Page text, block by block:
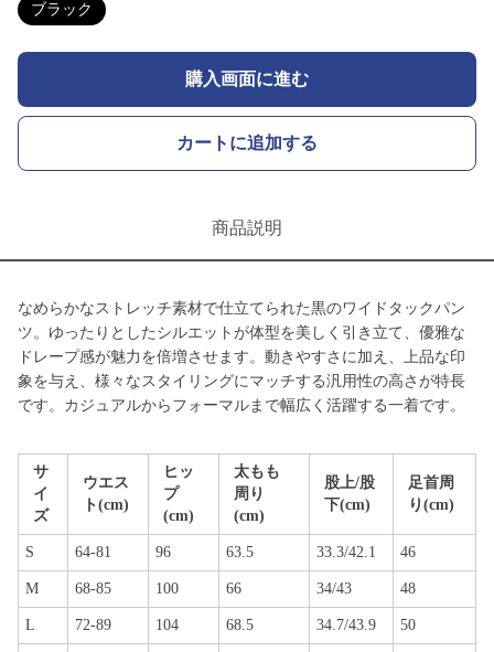
ブラック
購入画面に進む
カートに追加する
商品説明
なめらかなストレッチ素材で仕立てられた黒のワイドタックパン
ツ。ゆったりとしたシルエットが体型を美しく引き立て、優雅な
ドレープ感が魅力を倍増させます。動きやすさに加え、上品な印
象を与え、様々なスタイリングにマッチする汎用性の高さが特長
です。カジュアルからフォーマルまで幅広く活躍する一着です。
サ
イ
ズ
ウエス
ト(cm)
ヒッ
プ
(cm)
太もも
周り
(cm)
股上/股
下(cm)
足首周
り(cm)
S 64-81 96 63.5 33.3/42.1 46
M 68-85 100 66 34/43 48
L 72-89 104 68.5 34.7/43.9 50